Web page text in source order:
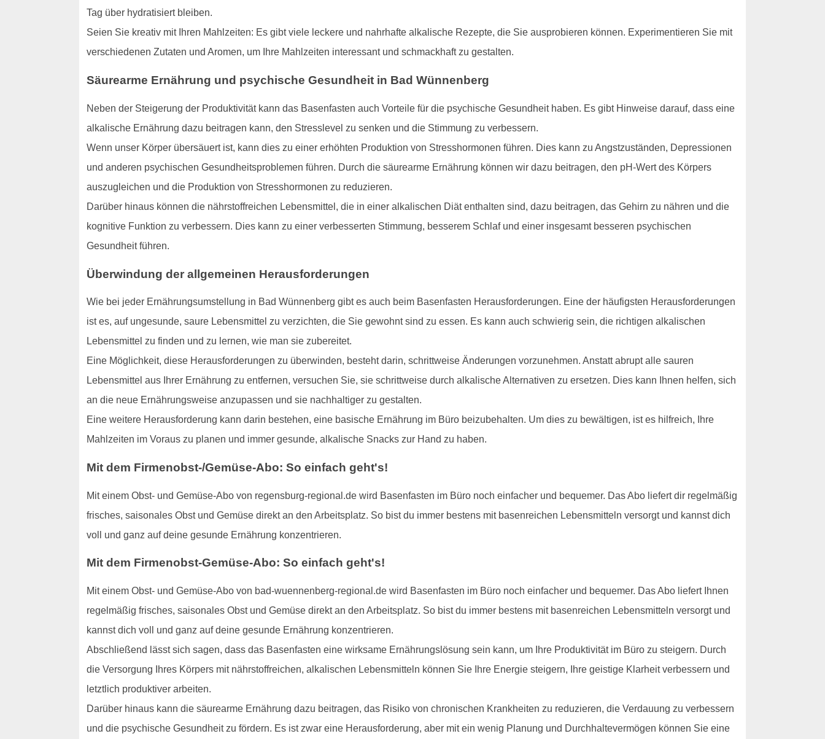
Tag über hydratisiert bleiben.
Seien Sie kreativ mit Ihren Mahlzeiten: Es gibt viele leckere und nahrhafte alkalische Rezepte, die Sie ausprobieren können. Experimentieren Sie mit
verschiedenen Zutaten und Aromen, um Ihre Mahlzeiten interessant und schmackhaft zu gestalten.
Säurearme Ernährung und psychische Gesundheit in Bad Wünnenberg
Neben der Steigerung der Produktivität kann das Basenfasten auch Vorteile für die psychische Gesundheit haben. Es gibt Hinweise darauf, dass eine
alkalische Ernährung dazu beitragen kann, den Stresslevel zu senken und die Stimmung zu verbessern.
Wenn unser Körper übersäuert ist, kann dies zu einer erhöhten Produktion von Stresshormonen führen. Dies kann zu Angstzuständen, Depressionen
und anderen psychischen Gesundheitsproblemen führen. Durch die säurearme Ernährung können wir dazu beitragen, den pH-Wert des Körpers
auszugleichen und die Produktion von Stresshormonen zu reduzieren.
Darüber hinaus können die nährstoffreichen Lebensmittel, die in einer alkalischen Diät enthalten sind, dazu beitragen, das Gehirn zu nähren und die
kognitive Funktion zu verbessern. Dies kann zu einer verbesserten Stimmung, besserem Schlaf und einer insgesamt besseren psychischen
Gesundheit führen.
Überwindung der allgemeinen Herausforderungen
Wie bei jeder Ernährungsumstellung in Bad Wünnenberg gibt es auch beim Basenfasten Herausforderungen. Eine der häufigsten Herausforderungen
ist es, auf ungesunde, saure Lebensmittel zu verzichten, die Sie gewohnt sind zu essen. Es kann auch schwierig sein, die richtigen alkalischen
Lebensmittel zu finden und zu lernen, wie man sie zubereitet.
Eine Möglichkeit, diese Herausforderungen zu überwinden, besteht darin, schrittweise Änderungen vorzunehmen. Anstatt abrupt alle sauren
Lebensmittel aus Ihrer Ernährung zu entfernen, versuchen Sie, sie schrittweise durch alkalische Alternativen zu ersetzen. Dies kann Ihnen helfen, sich
an die neue Ernährungsweise anzupassen und sie nachhaltiger zu gestalten.
Eine weitere Herausforderung kann darin bestehen, eine basische Ernährung im Büro beizubehalten. Um dies zu bewältigen, ist es hilfreich, Ihre
Mahlzeiten im Voraus zu planen und immer gesunde, alkalische Snacks zur Hand zu haben.
Mit dem Firmenobst-/Gemüse-Abo: So einfach geht's!
Mit einem Obst- und Gemüse-Abo von regensburg-regional.de wird Basenfasten im Büro noch einfacher und bequemer. Das Abo liefert dir regelmäßig
frisches, saisonales Obst und Gemüse direkt an den Arbeitsplatz. So bist du immer bestens mit basenreichen Lebensmitteln versorgt und kannst dich
voll und ganz auf deine gesunde Ernährung konzentrieren.
Mit dem Firmenobst-Gemüse-Abo: So einfach geht's!
Mit einem Obst- und Gemüse-Abo von bad-wuennenberg-regional.de wird Basenfasten im Büro noch einfacher und bequemer. Das Abo liefert Ihnen
regelmäßig frisches, saisonales Obst und Gemüse direkt an den Arbeitsplatz. So bist du immer bestens mit basenreichen Lebensmitteln versorgt und
kannst dich voll und ganz auf deine gesunde Ernährung konzentrieren.
Abschließend lässt sich sagen, dass das Basenfasten eine wirksame Ernährungslösung sein kann, um Ihre Produktivität im Büro zu steigern. Durch
die Versorgung Ihres Körpers mit nährstoffreichen, alkalischen Lebensmitteln können Sie Ihre Energie steigern, Ihre geistige Klarheit verbessern und
letztlich produktiver arbeiten.
Darüber hinaus kann die säurearme Ernährung dazu beitragen, das Risiko von chronischen Krankheiten zu reduzieren, die Verdauung zu verbessern
und die psychische Gesundheit zu fördern. Es ist zwar eine Herausforderung, aber mit ein wenig Planung und Durchhaltevermögen können Sie eine